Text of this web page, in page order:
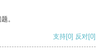
。
支持[0] 反对[0]